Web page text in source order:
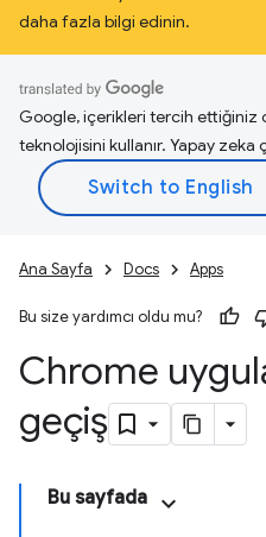
daha fazla bilgi edinin.
Google, içerikleri tercih ettiğiniz
teknolojisini kullanır. Yapay
Ana Sayfa Docs Apps
Bu size yardımcı oldu mu?
Chrome
geçiş
Bu sayfada